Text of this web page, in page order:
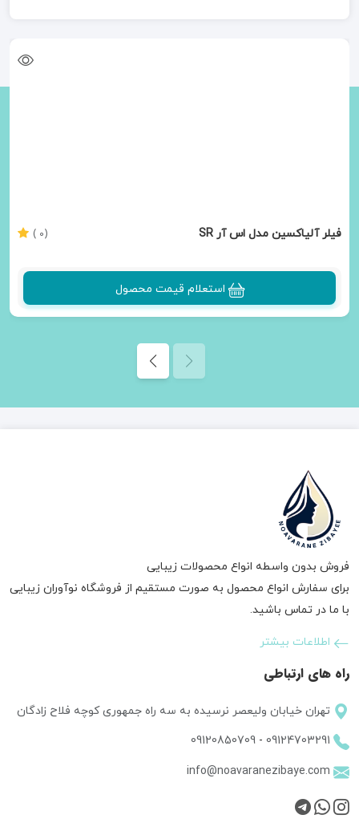
فیلر آلیاکسین مدل اس آر SR (0 )
استعلام قیمت محصول
فروش بدون واسطه انواع محصولات زیبایی
برای سفارش انواع محصول به صورت مستقیم از فروشگاه نوآوران زیبایی
با ما در تماس باشید.
اطلاعات بیشتر
راه های ارتباطی
تهران خیابان ولیعصر نرسیده به سه راه جمهوری کوچه فلاح زادگان
09124703291
-
09120850709
info@noavaranezibaye.com